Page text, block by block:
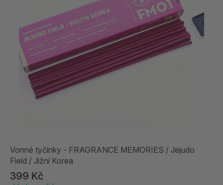
Vonné tyčinky - FRAGRANCE MEMORIES / Jejudo
Field / Jižní Korea
399 Kč